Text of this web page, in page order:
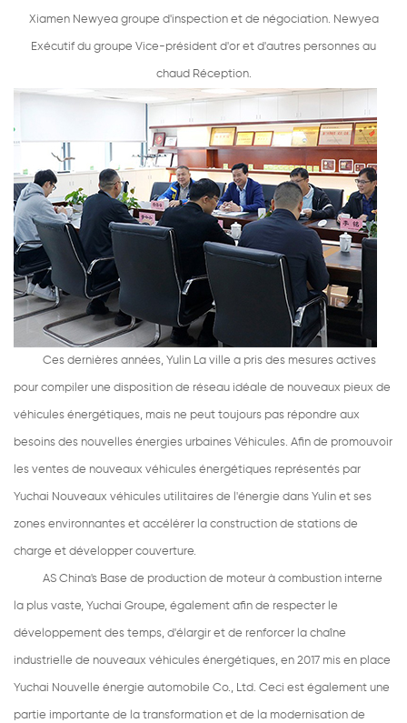
Xiamen Newyea groupe d'inspection et de négociation. Newyea
Exécutif du groupe Vice-président d'or et d'autres personnes au
chaud Réception.
Ces dernières années, Yulin La ville a pris des mesures actives
pour compiler une disposition de réseau idéale de nouveaux pieux de
véhicules énergétiques, mais ne peut toujours pas répondre aux
besoins des nouvelles énergies urbaines Véhicules. Afin de promouvoir
les ventes de nouveaux véhicules énergétiques représentés par
Yuchai Nouveaux véhicules utilitaires de l'énergie dans Yulin et ses
zones environnantes et accélérer la construction de stations de
charge et développer couverture.
AS China's Base de production de moteur à combustion interne
la plus vaste, Yuchai Groupe, également afin de respecter le
développement des temps, d'élargir et de renforcer la chaîne
industrielle de nouveaux véhicules énergétiques, en 2017 mis en place
Yuchai Nouvelle énergie automobile Co., Ltd. Ceci est également une
partie importante de la transformation et de la modernisation de